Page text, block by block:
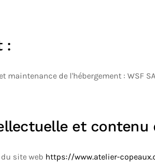
:
de l'hébergement : WSF
et
site web https://www.atelier-